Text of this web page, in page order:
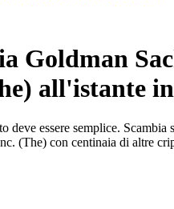
Goldman
all'istante
deve essere semplice. Scambia
(The) con centinaia di altre